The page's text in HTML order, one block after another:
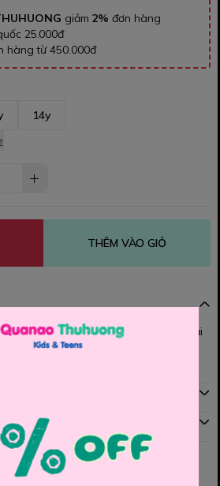
giảm 2% đơn hàng
25.000đ
hàng từ 450.000đ
14y
THÊM VÀO GIỎ
mềm êm, nhe, lưng thun co giãn thoải
tuyến nổi bật,.Bé phối cùng áo kiểu